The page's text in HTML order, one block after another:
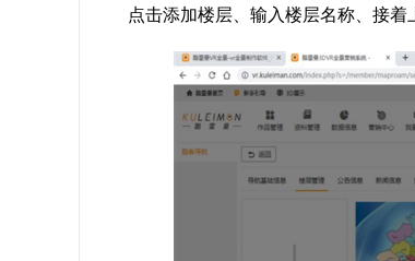
点击添加楼层、输入楼层名称、接